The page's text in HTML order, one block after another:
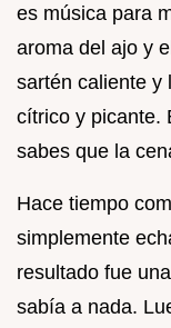
es música para
aroma del ajo y
sartén caliente y
cítrico y picante.
sabes que la
Hace tiempo
simplemente
resultado fue
sabía a nada.